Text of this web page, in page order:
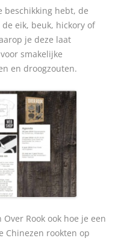
beschikking hebt, de
eik, beuk, hickory of
je deze laat
smakelijke
en droogzouten.
Over Rook ook hoe je een
Chinezen rookten op